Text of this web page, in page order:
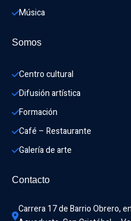
Música
Somos
Centro cultural
Difusión artística
Formación
Café – Restaurante
Galería de arte
Contacto
Carrera 17 de Barrio Obrero,